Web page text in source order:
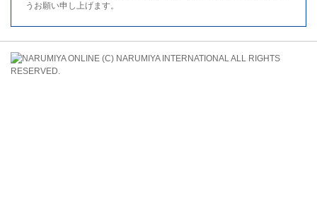
うお願い申し上げます。